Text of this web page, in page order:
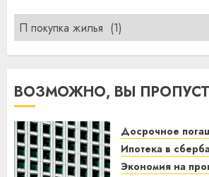
Рубрики
ВОЗМОЖНО, ВЫ
Досрочное
Ипотека в
Экономия на